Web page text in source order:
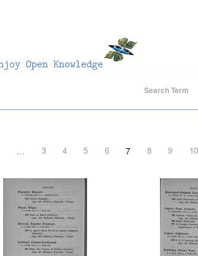
Search Term
… 3 4 5 6 7 8 9 10